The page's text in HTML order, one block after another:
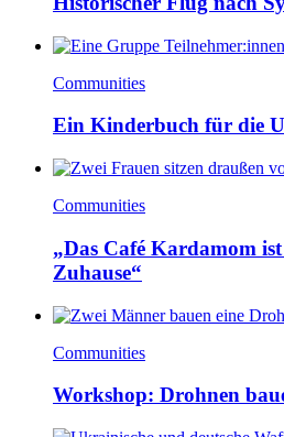
Communities
Ein Kinderbuch für die
Communities
„Das Café Kardamom ist
Zuhause“
Communities
Workshop: Drohnen